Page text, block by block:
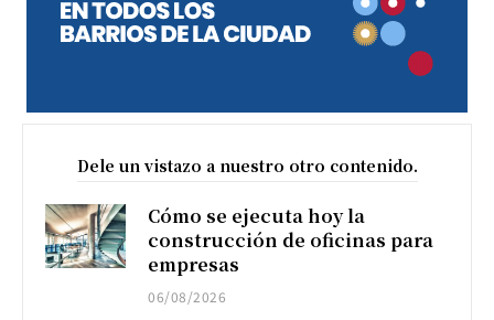
Dele un vistazo a nuestro otro contenido.
Cómo se ejecuta hoy la
construcción de oficinas para
empresas
06/08/2026